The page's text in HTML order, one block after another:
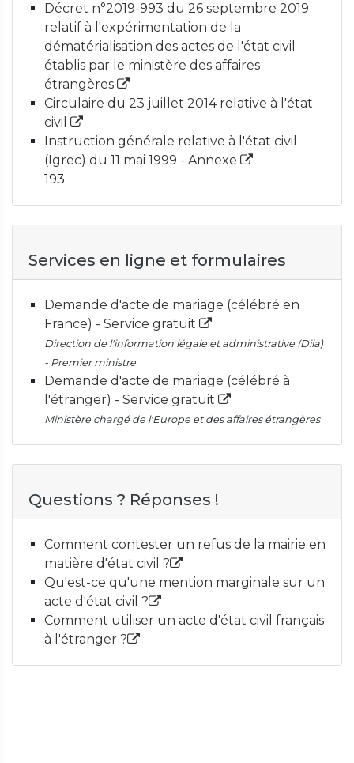
Décret n°2019-993 du 26 septembre 2019
relatif à l'expérimentation de la
dématérialisation des actes de l'état civil
établis par le ministère des affaires
étrangères
Circulaire du 23 juillet 2014 relative à l'état
civil
Instruction générale relative à l'état civil
(Igrec) du 11 mai 1999 - Annexe
193
Services en ligne et formulaires
Demande d'acte de mariage (célébré en
France) - Service gratuit
Direction de l'information légale et administrative (Dila)
- Premier ministre
Demande d'acte de mariage (célébré à
l'étranger) - Service gratuit
Ministère chargé de l'Europe et des affaires étrangères
Questions ? Réponses !
Comment contester un refus de la mairie en
matière d'état civil ?
Qu'est-ce qu'une mention marginale sur un
acte d'état civil ?
Comment utiliser un acte d'état civil français
à l'étranger ?